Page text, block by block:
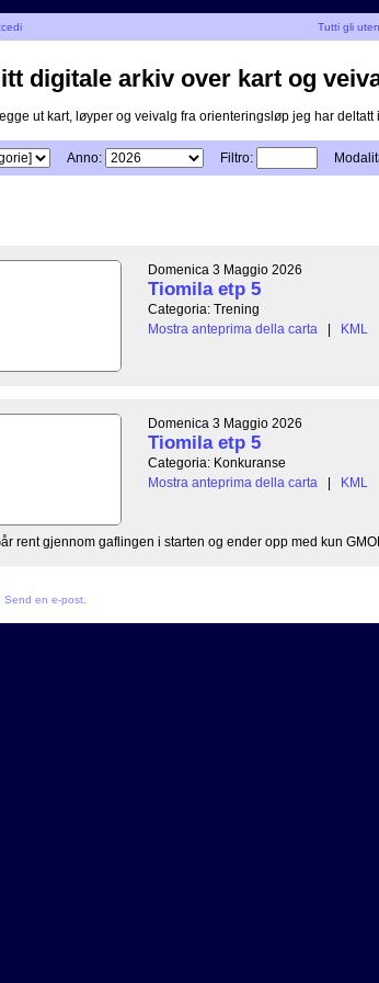
Tutti gli
digitale arkiv over kart og
ut kart, løyper og veivalg fra orienteringsløp jeg har deltatt i.
Anno: Filtro:
Domenica 3 Maggio 2026
Tiomila etp 5
Categoria: Trening
Mostra anteprima della carta
| KML
Domenica 3 Maggio 2026
Tiomila etp 5
Categoria: Konkuranse
Mostra anteprima della carta
| KML
rent gjennom gaflingen i starten og ender opp med kun
Send en e-post